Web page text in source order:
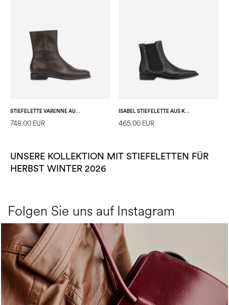
748.00 EUR 465.00 EUR
UNSERE KOLLEKTION MIT STIEFELETTEN FÜR
HERBST WINTER 2026
Folgen Sie uns auf Instagram